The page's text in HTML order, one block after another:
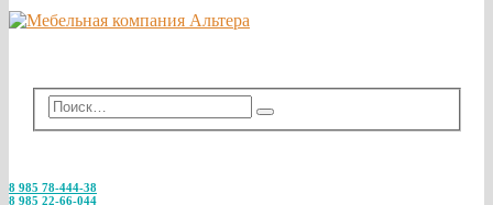
8 985 78-444-38
8 985 22-66-044